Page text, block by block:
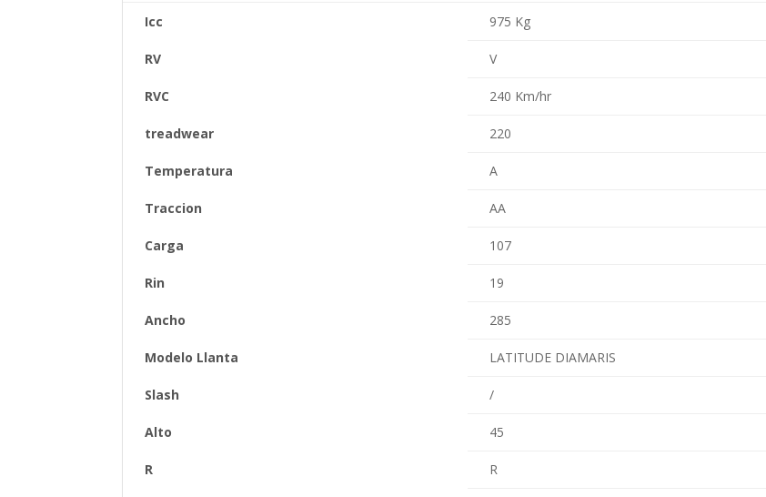
Icc 975 Kg
RV V
RVC 240 Km/hr
treadwear 220
Temperatura A
Traccion AA
Carga 107
Rin 19
Ancho 285
Modelo Llanta LATITUDE DIAMARIS
Slash /
Alto 45
R R